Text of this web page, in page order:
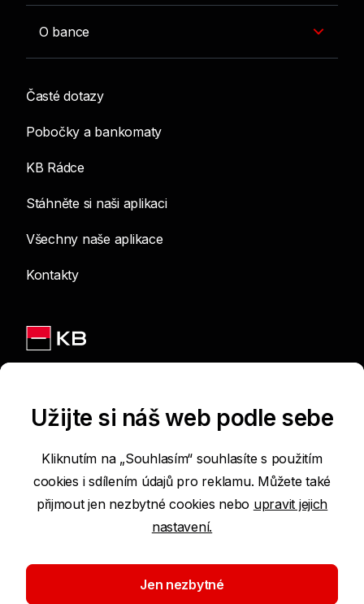
O bance
Časté dotazy
Pobočky a bankomaty
KB Rádce
Stáhněte si naši aplikaci
Všechny naše aplikace
Kontakty
Podmínky používání internetových stránek
Prohlášení o přístupnosti
Ochrana osobních údajů
Užijte si náš web podle sebe
Kliknutím na „Souhlasím“ souhlasíte s použitím
cookies i sdílením údajů pro reklamu. Můžete také
přijmout jen nezbytné cookies nebo upravit jejich
nastavení.
Jen nezbytné